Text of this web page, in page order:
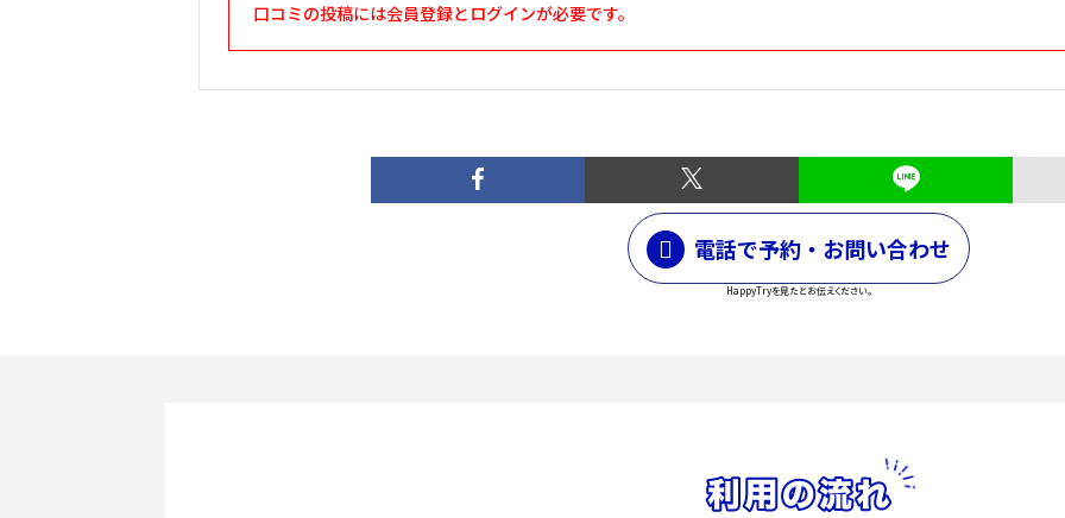
口コミの投稿には会員登録とログインが必要です。
電話で予約・お問い合わせ
HappyTryを見たとお伝えください。